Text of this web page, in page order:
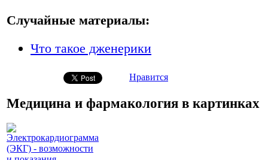
Случайные материалы:
Что такое дженерики
Нравится
Медицина и фармакология в картинках